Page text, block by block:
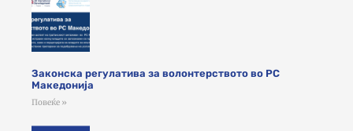
Законска регулатива за волонтерството во РС
Македонија
Повеќе »